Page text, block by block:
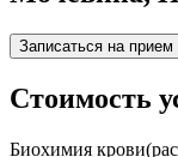
Записаться на прием
Стоимость
Биохимия